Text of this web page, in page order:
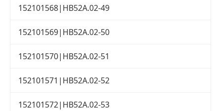
152101568|HB52A.02-49
152101569|HB52A.02-50
152101570|HB52A.02-51
152101571|HB52A.02-52
152101572|HB52A.02-53